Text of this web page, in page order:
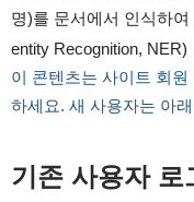
명)를 문서에서 인식하
entity Recognition, NER)
이 콘텐츠는 사이트 회
하세요. 새 사용자는 아
기존 사용자 로